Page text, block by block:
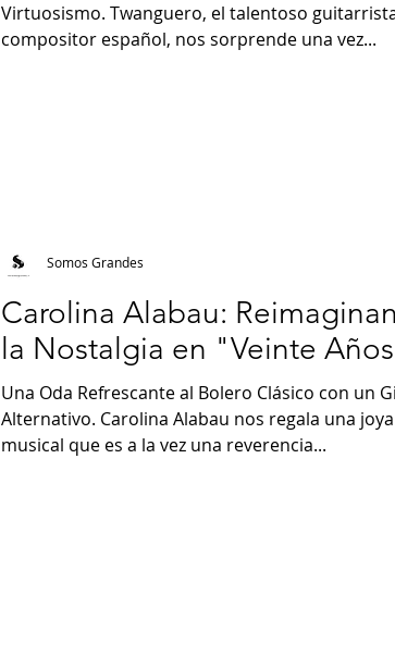
Virtuosismo. Twanguero, el talentoso
compositor español, nos sorprende una vez...
Carolina Alabau:
la Nostalgia en "Veinte
Una Oda Refrescante al Bolero Clásico con un
Alternativo. Carolina Alabau nos regala una joya
musical que es a la vez una reverencia...
Somos Grandes